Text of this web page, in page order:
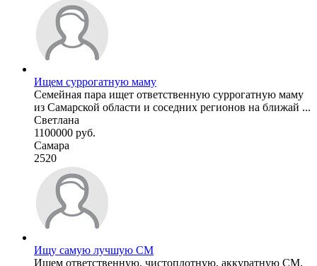
Ищем суррогатную маму
Семейная пара ищет ответственную суррогатную маму
из Самарской области и соседних регионов на ближай ...
Светлана
1100000 руб.
Самара
2520
Ищу самую лучшую СМ
Ищем ответственную, чистоплотную, аккуратную СМ,